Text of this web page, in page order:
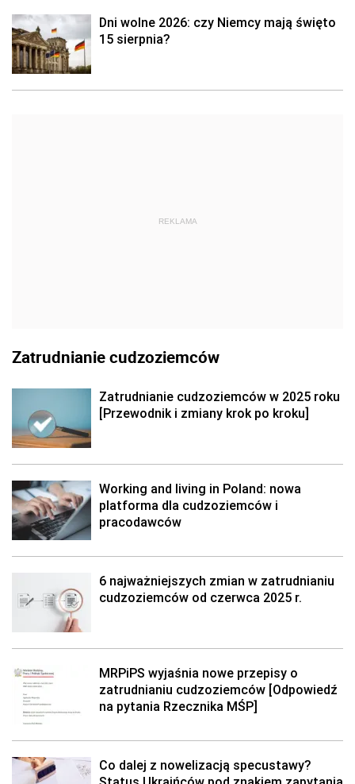
Dni wolne 2026: czy Niemcy mają święto
15 sierpnia?
REKLAMA
Zatrudnianie cudzoziemców
Zatrudnianie cudzoziemców w 2025 roku
[Przewodnik i zmiany krok po kroku]
Working and living in Poland: nowa
platforma dla cudzoziemców i
pracodawców
6 najważniejszych zmian w zatrudnianiu
cudzoziemców od czerwca 2025 r.
MRPiPS wyjaśnia nowe przepisy o
zatrudnianiu cudzoziemców [Odpowiedź
na pytania Rzecznika MŚP]
Co dalej z nowelizacją specustawy?